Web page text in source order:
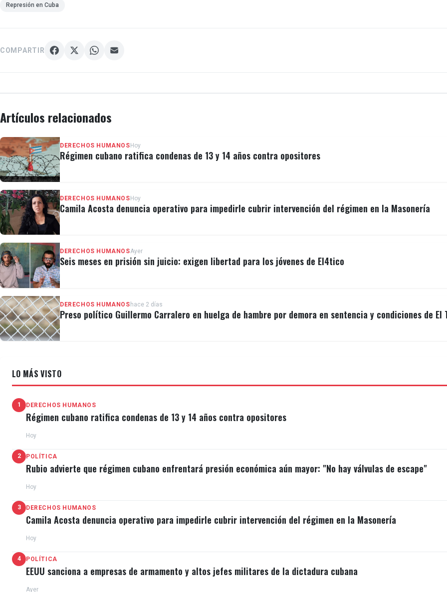
Represión en Cuba
COMPARTIR
Artículos relacionados
DERECHOS HUMANOS Hoy
Régimen cubano ratifica condenas de 13 y 14 años contra opositores
DERECHOS HUMANOS Hoy
Camila Acosta denuncia operativo para impedirle cubrir intervención del régimen en la Masonería
DERECHOS HUMANOSAyer
Seis meses en prisión sin juicio: exigen libertad para los jóvenes de El4tico
DERECHOS HUMANOS hace 2 días
Preso político Guillermo Carralero en huelga de hambre por demora en sentencia y condiciones de El
LO MÁS VISTO
1 DERECHOS HUMANOS
Régimen cubano ratifica condenas de 13 y 14 años contra opositores
Hoy
2 POLÍTICA
Rubio advierte que régimen cubano enfrentará presión económica aún mayor: "No hay válvulas de escape"
Hoy
3 DERECHOS HUMANOS
Camila Acosta denuncia operativo para impedirle cubrir intervención del régimen en la Masonería
Hoy
4 POLÍTICA
EEUU sanciona a empresas de armamento y altos jefes militares de la dictadura cubana
Ayer